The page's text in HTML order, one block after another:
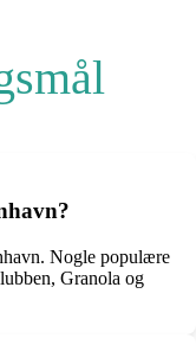
Nogle populære
Granola og